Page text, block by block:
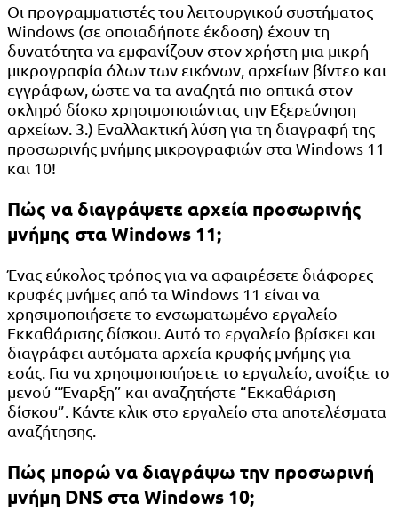
Οι προγραμματιστές του λειτουργικού συστήματος
Windows (σε οποιαδήποτε έκδοση) έχουν τη
δυνατότητα να εμφανίζουν στον χρήστη μια μικρή
μικρογραφία όλων των εικόνων, αρχείων βίντεο και
εγγράφων, ώστε να τα αναζητά πιο οπτικά στον
σκληρό δίσκο χρησιμοποιώντας την Εξερεύνηση
αρχείων. 3.) Εναλλακτική λύση για τη διαγραφή της
προσωρινής μνήμης μικρογραφιών στα Windows 11
και 10!
Πώς να διαγράψετε αρχεία προσωρινής
μνήμης στα Windows 11;
Ένας εύκολος τρόπος για να αφαιρέσετε διάφορες
κρυφές μνήμες από τα Windows 11 είναι να
χρησιμοποιήσετε το ενσωματωμένο εργαλείο
Εκκαθάρισης δίσκου. Αυτό το εργαλείο βρίσκει και
διαγράφει αυτόματα αρχεία κρυφής μνήμης για
εσάς. Για να χρησιμοποιήσετε το εργαλείο, ανοίξτε το
μενού “Έναρξη” και αναζητήστε “Εκκαθάριση
δίσκου”. Κάντε κλικ στο εργαλείο στα αποτελέσματα
αναζήτησης.
Πώς μπορώ να διαγράψω την προσωρινή
μνήμη DNS στα Windows 10;